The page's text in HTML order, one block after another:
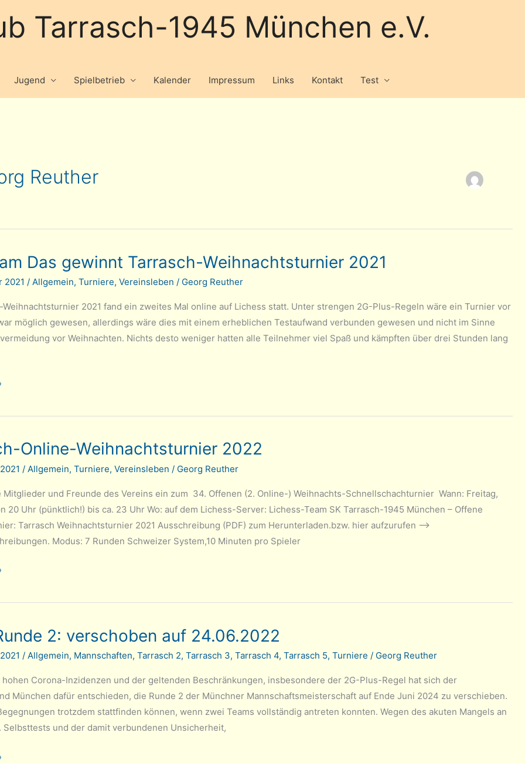
Tarrasch-1945 München e.V.
Jugend Spielbetrieb Kalender Impressum Links Kontakt Test
Reuther
Das gewinnt Tarrasch-Weihnachtsturnier 2021
2021 / Allgemein, Turniere, Vereinsleben / Georg Reuther
Weihnachtsturnier 2021 fand ein zweites Mal online auf Lichess statt. Unter strengen 2G-Plus-Regeln wäre ein Turnier vor
möglich gewesen, allerdings wäre dies mit einem erheblichen Testaufwand verbunden gewesen und nicht im Sinne
vor Weihnachten. Nichts desto weniger hatten alle Teilnehmer viel Spaß und kämpften über drei Stunden lang
Online-Weihnachtsturnier 2022
/ Allgemein, Turniere, Vereinsleben / Georg Reuther
Mitglieder und Freunde des Vereins ein zum 34. Offenen (2. Online-) Weihnachts-Schnellschachturnier Wann: Freitag,
20 Uhr (pünktlich!) bis ca. 23 Uhr Wo: auf dem Lichess-Server: Lichess-Team SK Tarrasch-1945 München – Offene
Tarrasch Weihnachtsturnier 2021 Ausschreibung (PDF) zum Herunterladen.bzw. hier aufzurufen –>
Modus: 7 Runden Schweizer System,10 Minuten pro Spieler
2: verschoben auf 24.06.2022
/ Allgemein, Mannschaften, Tarrasch 2, Tarrasch 3, Tarrasch 4, Tarrasch 5, Turniere / Georg Reuther
Corona-Inzidenzen und der geltenden Beschränkungen, insbesondere der 2G-Plus-Regel hat sich der
München dafür entschieden, die Runde 2 der Münchner Mannschaftsmeisterschaft auf Ende Juni 2024 zu verschieben.
trotzdem stattfinden können, wenn zwei Teams vollständig antreten konnten. Wegen des akuten Mangels an
Selbsttests und der damit verbundenen Unsicherheit,